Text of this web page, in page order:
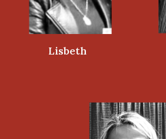
Lisbeth